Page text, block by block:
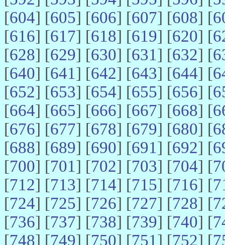
[604] [605] [606] [607] [608] [
[616] [617] [618] [619] [620] [
[628] [629] [630] [631] [632] [
[640] [641] [642] [643] [644] [
[652] [653] [654] [655] [656] [
[664] [665] [666] [667] [668] [
[676] [677] [678] [679] [680] [
[688] [689] [690] [691] [692] [
[700] [701] [702] [703] [704] [
[712] [713] [714] [715] [716] [
[724] [725] [726] [727] [728] [
[736] [737] [738] [739] [740] [
[748] [749] [750] [751] [752] [